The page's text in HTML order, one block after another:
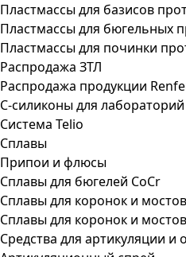
Пластмассы для базисов
Пластмассы для бюгельных
Пластмассы для починки
Распродажа ЗТЛ
Распродажа продукции
С-силиконы для лабораторий
Система Telio
Сплавы
Припои и флюсы
Сплавы для бюгелей CoCr
Сплавы для коронок и
Сплавы для коронок и
Средства для артикуляции и